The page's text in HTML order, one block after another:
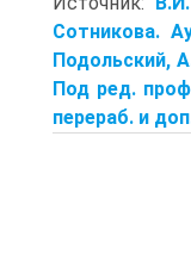
Сотникова.
Подольский,
Под ред.
перераб. и